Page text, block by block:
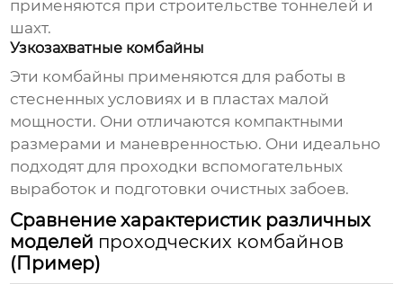
применяются при строительстве тоннелей и
шахт.
Узкозахватные комбайны
Эти комбайны применяются для работы в
стесненных условиях и в пластах малой
мощности. Они отличаются компактными
размерами и маневренностью. Они идеально
подходят для проходки вспомогательных
выработок и подготовки очистных забоев.
Сравнение характеристик различных
моделей проходческих комбайнов
(Пример)